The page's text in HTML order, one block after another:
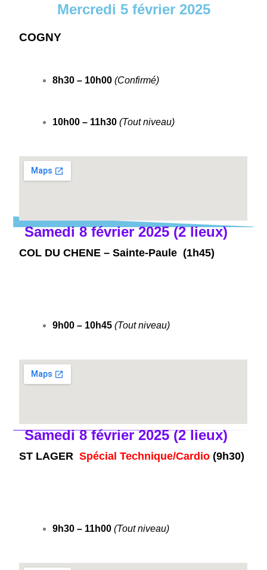
Mercredi 5 février 2025
COGNY
8h30 – 10h00(Confirmé)
10h00 – 11h30(Tout niveau)
Samedi 8 février 2025 (2 lieux)
COL DU CHENE – Sainte-Paule (1h45)
9h00 – 10h45(Tout niveau)
Samedi 8 février 2025 (2 lieux)
ST LAGERSpécial Technique/Cardio (9h30)
9h30 – 11h00(Tout niveau)